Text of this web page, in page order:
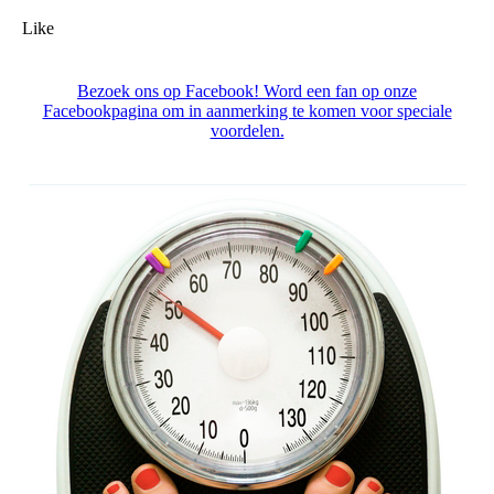
Like
Bezoek ons op Facebook! Word een fan op onze
Facebookpagina om in aanmerking te komen voor speciale
voordelen.